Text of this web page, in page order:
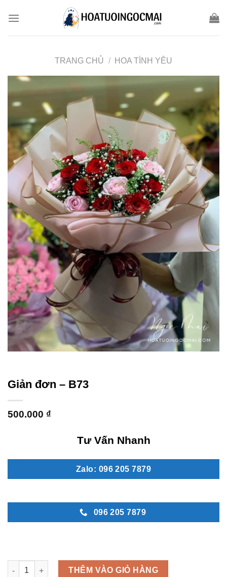
TRANG CHỦ / HOA TÌNH YÊU
Giản đơn – B73
500.000 ₫
Tư Vấn Nhanh
Zalo: 096 205 7879
096 205 7879
Giản đơn - B73 số lượng
THÊM VÀO GIỎ HÀNG